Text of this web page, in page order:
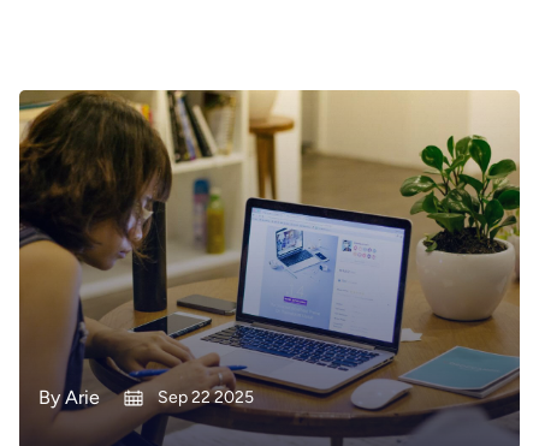
ByArie Sep 22 2025